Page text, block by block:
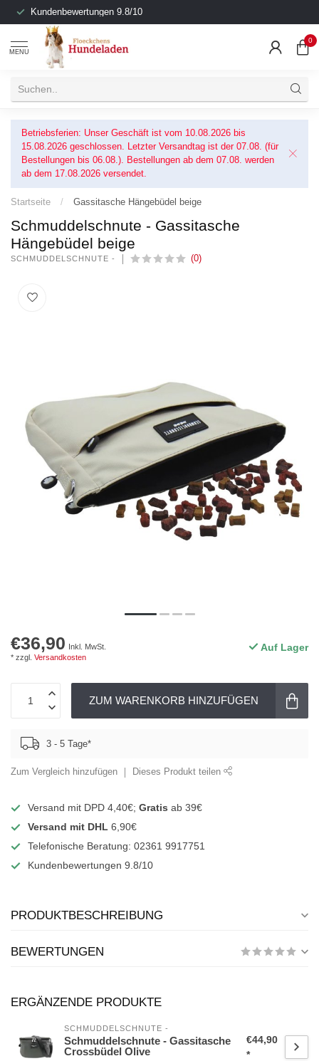
Kundenbewertungen 9.8/10
MENU
0
Betriebsferien: Unser Geschäft ist vom 10.08.2026 bis
15.08.2026 geschlossen. Letzter Versandtag ist der 07.08. (für
Bestellungen bis 06.08.). Bestellungen ab dem 07.08. werden
ab dem 17.08.2026 versendet.
Startseite / Gassitasche Hängebüdel beige
Schmuddelschnute - Gassitasche
Hängebüdel beige
SCHMUDDELSCHNUTE - (0)
€36,90
Inkl. MwSt.
* zzgl. Versandkosten
Auf Lager
ZUM WARENKORB HINZUFÜGEN
3 - 5 Tage*
Zum Vergleich hinzufügen Dieses Produkt teilen
Versand mit DPD 4,40€; Gratis ab 39€
Versand mit DHL 6,90€
Telefonische Beratung: 02361 9917751
Kundenbewertungen 9.8/10
PRODUKTBESCHREIBUNG
BEWERTUNGEN
ERGÄNZENDE PRODUKTE
SCHMUDDELSCHNUTE -
Schmuddelschnute - Gassitasche
Crossbüdel Olive
€44,90
*